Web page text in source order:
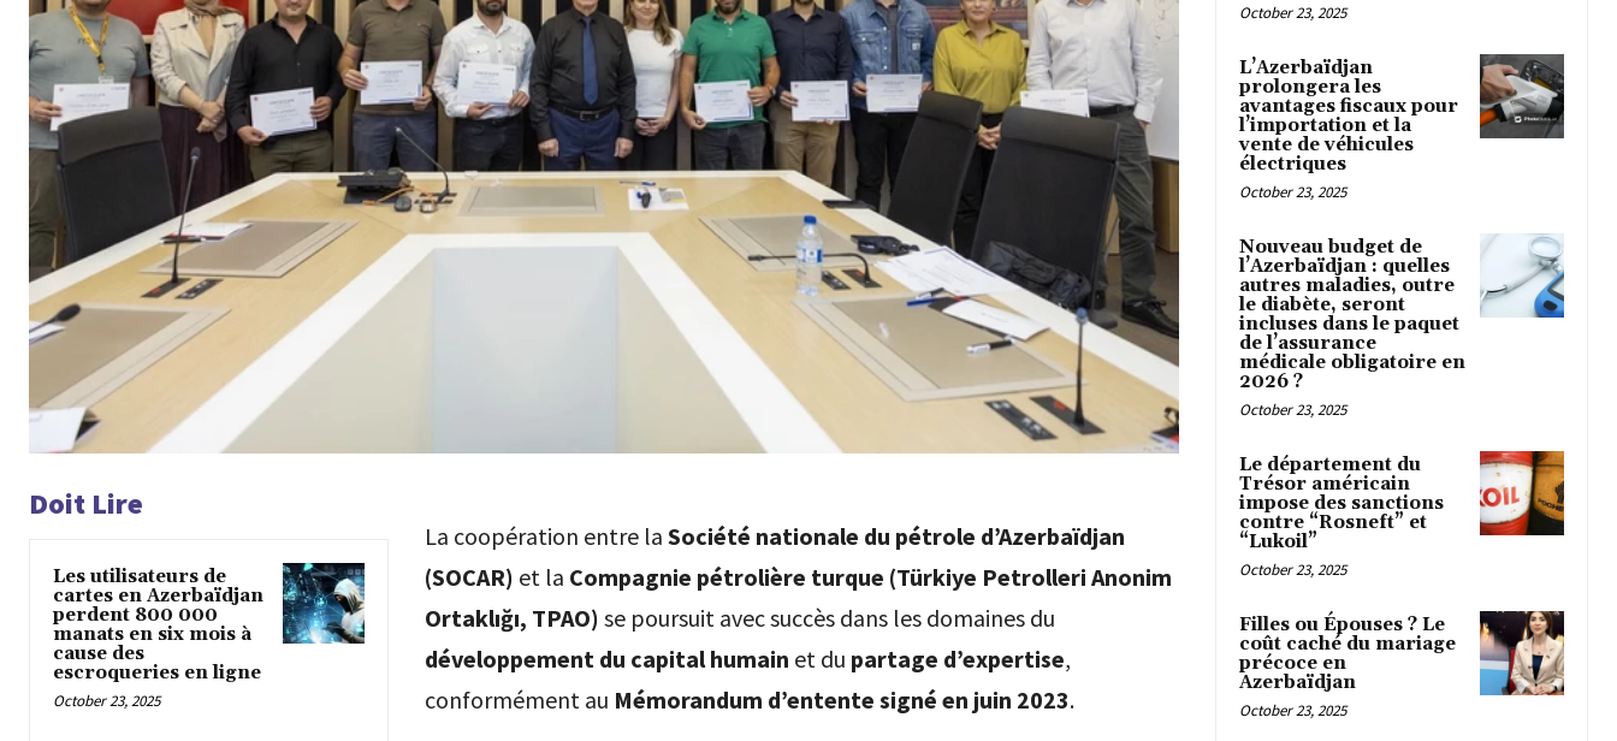
Doit Lire
Les utilisateurs de
cartes en Azerbaïdjan
perdent 800 000
manats en six mois à
cause des
escroqueries en ligne
October 23, 2025
La coopération entre la Société nationale du pétrole d’Azerbaïdjan
(SOCAR) et la Compagnie pétrolière turque (Türkiye Petrolleri Anonim
Ortaklığı, TPAO) se poursuit avec succès dans les domaines du
développement du capital humain et du partage d’expertise,
conformément au Mémorandum d’entente signé en juin 2023.
October 23, 2025
L’Azerbaïdjan
prolongera les
avantages fiscaux pour
l’importation et la
vente de véhicules
électriques
October 23, 2025
Nouveau budget de
l’Azerbaïdjan : quelles
autres maladies, outre
le diabète, seront
incluses dans le paquet
de l’assurance
médicale obligatoire en
2026 ?
October 23, 2025
Le département du
Trésor américain
impose des sanctions
contre “Rosneft” et
“Lukoil”
October 23, 2025
Filles ou Épouses ? Le
coût caché du mariage
précoce en
Azerbaïdjan
October 23, 2025